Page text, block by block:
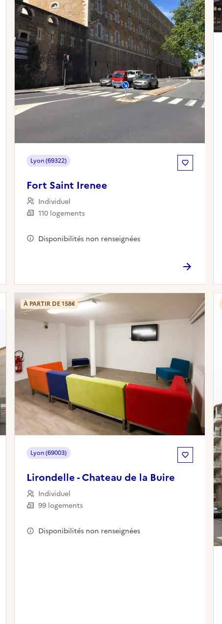
Fort Saint Irenee
Individuel
110 logements
Disponibilités non renseignées
Lyon (69322)
Lirondelle - Chateau de la Buire
Individuel
99 logements
Disponibilités non renseignées
Lyon (69003)
À PARTIR DE 158€